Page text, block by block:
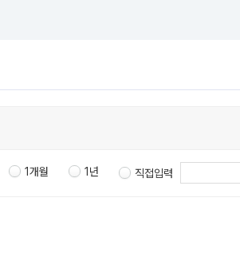
1개월 1년 직접입력